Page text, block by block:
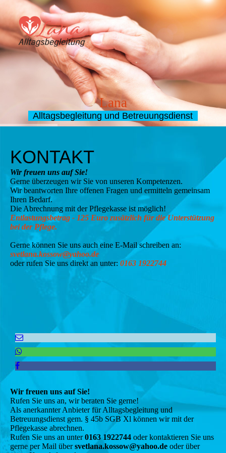
Lana
Alltagsbegleitung und Betreuungsdienst
KONTAKT
Wir freuen uns auf Sie!
Gerne überzeugen wir Sie von unseren Kompetenzen.
Wir beantworten Ihre offenen Fragen und ermitteln gemeinsam
Ihren Bedarf.
Die Abrechnung mit der Pflegekasse ist möglich!
Entlastungsbetrag - 125 Euro zusätzlich für die Unterstützung
bei der Pflege.
Gerne können Sie uns auch eine E-Mail schreiben an:
svetlana.kossow@yahoo.de
oder rufen Sie uns direkt an unter: 0163 1922744
Wir freuen uns auf Sie!
Rufen Sie uns an, wir beraten Sie gerne!
Als anerkannter Anbieter für Alltagsbegleitung und
Betreuungsdienst gem. § 45b SGB Xl können wir mit der
Pflegekasse abrechnen.
Rufen Sie uns an unter0163 1922744 oder kontaktieren Sie uns
gerne per Mail übersvetlana.kossow@yahoo.de oder über